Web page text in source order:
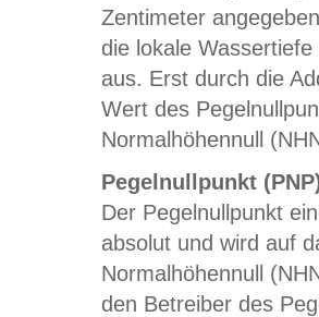
Zentimeter
die lokale
aus. Erst durch die
Wert des
Normalhöhennull
Pegelnullpunkt
Der Pegelnullpunkt
absolut und wird auf
Normalhöhennull
den Betreiber des